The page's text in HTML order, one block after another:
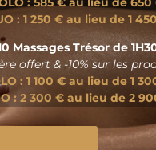
: 1 250 € au lieu de 1
Massages Trésor de
offert & -10% sur les
: 1 100 € au lieu de 1
: 2 300 € au lieu de 2